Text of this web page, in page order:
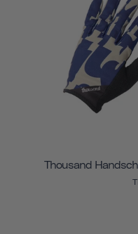
Thousand